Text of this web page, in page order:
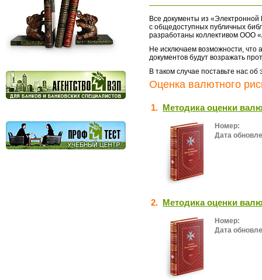
Все документы из «Электронной
с общедоступных публичных
разработаны коллективом ООО
Не исключаем возможности, что
документов будут возражать
В таком случае поставьте нас
Оценка валютного
1. Методика оценки
Номер:
Дата
2. Методика оценки
Номер:
Дата